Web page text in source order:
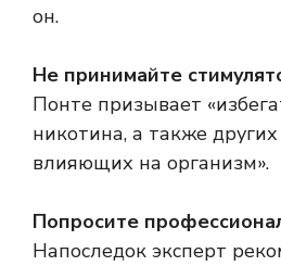
он.
Не принимайте
Понте призывает
никотина, а также
влияющих на организм».
Попросите
Напоследок эксперт